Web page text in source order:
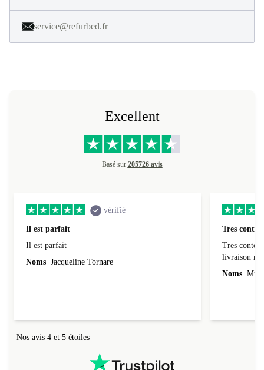
service@refurbed.fr
Excellent
Basé sur 205726 avis
vérifié
Il est parfait
Il est parfait
Noms Jacqueline Tornare
Tres
Tres
Noms
Nos avis 4 et 5 étoiles